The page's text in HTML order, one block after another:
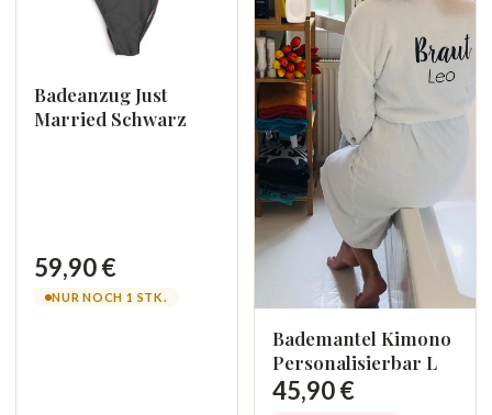
Badeanzug Just
Married Schwarz
59,90 €
NUR NOCH 1 STK.
Bademantel Kimono
Personalisierbar L
45,90 €